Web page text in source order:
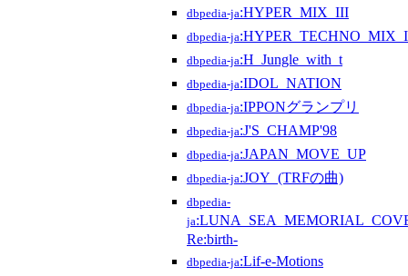
dbpedia-ja:HYPER_MIX_III
dbpedia-ja
dbpedia-ja:H_Jungle_with_t
dbpedia-ja:IDOL_NATION
dbpedia-ja:IPPONグランプリ
dbpedia-ja:J'S_CHAMP'98
dbpedia-ja:JAPAN_MOVE_UP
dbpedia-ja:JOY_(TRFの曲)
dbpedia-
ja
Re:birth-
dbpedia-ja:Lif-e-Motions